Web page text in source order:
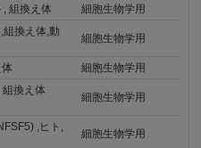
組換え体
細胞生物学用
換え体,動
細胞生物学用
細胞生物学用
換え体
細胞生物学用
,ヒト,
細胞生物学用